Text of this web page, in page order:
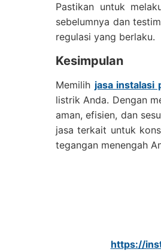
Pastikan untuk
sebelumnya dan
regulasi yang berlaku.
Kesimpulan
Memilih jasa instalasi
listrik Anda. Dengan
aman, efisien, dan
jasa terkait untuk
tegangan menengah
https://